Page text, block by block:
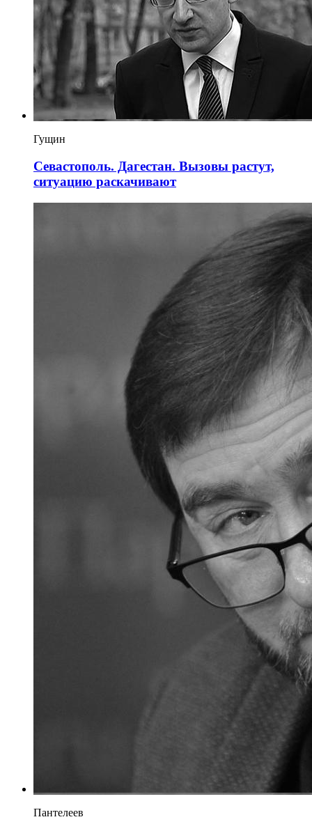
Гущин
Севастополь. Дагестан. Вызовы растут,
ситуацию раскачивают
Пантелеев